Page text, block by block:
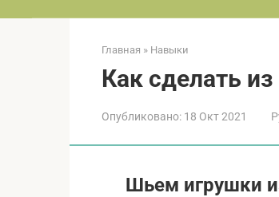
Главная » Навыки
Как сделать
Опубликовано: 18 Окт 2021
Шьем игрушки